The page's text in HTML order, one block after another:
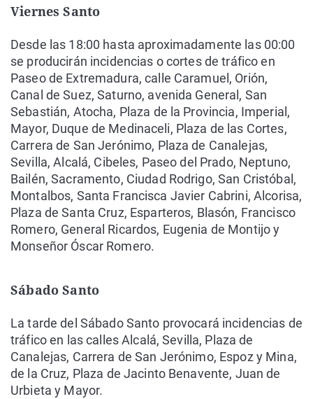
Viernes Santo
Desde las 18:00 hasta aproximadamente las 00:00
se producirán incidencias o cortes de tráfico en
Paseo de Extremadura, calle Caramuel, Orión,
Canal de Suez, Saturno, avenida General, San
Sebastián, Atocha, Plaza de la Provincia, Imperial,
Mayor, Duque de Medinaceli, Plaza de las Cortes,
Carrera de San Jerónimo, Plaza de Canalejas,
Sevilla, Alcalá, Cibeles, Paseo del Prado, Neptuno,
Bailén, Sacramento, Ciudad Rodrigo, San Cristóbal,
Montalbos, Santa Francisca Javier Cabrini, Alcorisa,
Plaza de Santa Cruz, Esparteros, Blasón, Francisco
Romero, General Ricardos, Eugenia de Montijo y
Monseñor Óscar Romero.
Sábado Santo
La tarde del Sábado Santo provocará incidencias de
tráfico en las calles Alcalá, Sevilla, Plaza de
Canalejas, Carrera de San Jerónimo, Espoz y Mina,
de la Cruz, Plaza de Jacinto Benavente, Juan de
Urbieta y Mayor.